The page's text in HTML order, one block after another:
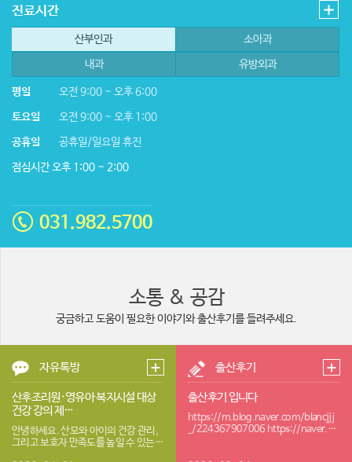
진료시간
산부인과
소아과
내과
유방외과
평일
오전 9:00 ~ 오후 6:00
토요일
오전 9:00 ~ 오후 1:00
공휴일
공휴일/일요일 휴진
점심시간 오후 1:00 ~ 2:00
031.982.5700
소통 & 공감
궁금하고 도움이 필요한 이야기와 출산후기를 들려주세요.
자유톡방
산후조리원·영유아 복지시설 대상
건강 강의 제…
안녕하세요. 산모와 아이의 건강 관리,
그리고 보호자 만족도를 높일 수 있는
출산후기
출산후기 입니다
https://m.blog.naver.com/blancjjj
_/224367907006 https://naver.m